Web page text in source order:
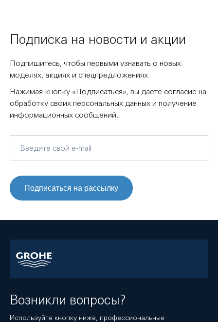
Подписка на новости и акции
Подпишитесь, чтобы первыми узнавать о новых
моделях, акциях и спецпредложениях.
Нажимая кнопку «Подписаться», вы даете согласие на
обработку своих персональных данных и получение
информационных сообщений.
Подписаться на рассылку
Возникли вопросы?
Используйте кнопку ниже, профессиональные